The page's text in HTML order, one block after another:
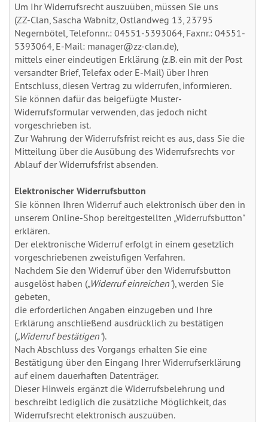
Um Ihr Widerrufsrecht auszuüben, müssen Sie uns
(ZZ-Clan, Sascha Wabnitz, Ostlandweg 13, 23795
Negernbötel, Telefonnr.: 04551-5393064, Faxnr.: 04551-
5393064, E-Mail: manager@zz-clan.de),
mittels einer eindeutigen Erklärung (z.B. ein mit der Post
versandter Brief, Telefax oder E-Mail) über Ihren
Entschluss, diesen Vertrag zu widerrufen, informieren.
Sie können dafür das beigefügte Muster-
Widerrufsformular verwenden, das jedoch nicht
vorgeschrieben ist.
Zur Wahrung der Widerrufsfrist reicht es aus, dass Sie die
Mitteilung über die Ausübung des Widerrufsrechts vor
Ablauf der Widerrufsfrist absenden.
Elektronischer Widerrufsbutton
Sie können Ihren Widerruf auch elektronisch über den in
unserem Online-Shop bereitgestellten „Widerrufsbutton"
erklären.
Der elektronische Widerruf erfolgt in einem gesetzlich
vorgeschriebenen zweistufigen Verfahren.
Nachdem Sie den Widerruf über den Widerrufsbutton
ausgelöst haben („Widerruf einreichen"), werden Sie
gebeten,
die erforderlichen Angaben einzugeben und Ihre
Erklärung anschließend ausdrücklich zu bestätigen
(„Widerruf bestätigen").
Nach Abschluss des Vorgangs erhalten Sie eine
Bestätigung über den Eingang Ihrer Widerrufserklärung
auf einem dauerhaften Datenträger.
Dieser Hinweis ergänzt die Widerrufsbelehrung und
beschreibt lediglich die zusätzliche Möglichkeit, das
Widerrufsrecht elektronisch auszuüben.